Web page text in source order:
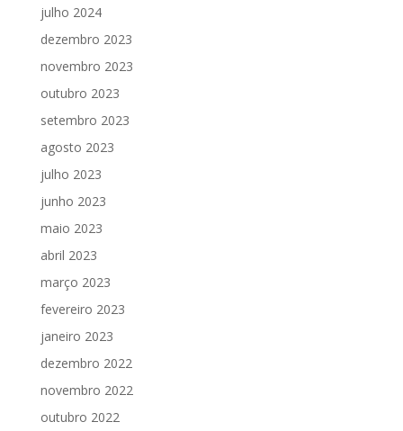
julho 2024
dezembro 2023
novembro 2023
outubro 2023
setembro 2023
agosto 2023
julho 2023
junho 2023
maio 2023
abril 2023
março 2023
fevereiro 2023
janeiro 2023
dezembro 2022
novembro 2022
outubro 2022